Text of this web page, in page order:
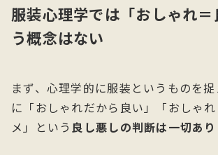
服装心理学では「おしゃれ
う概念はない
まず、心理学的に服装というものを
に「おしゃれだから良い」「おしゃ
メ」という 良し悪しの判断は一切あ